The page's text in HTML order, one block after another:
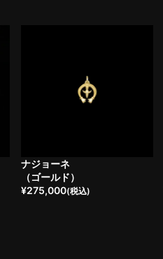
ナジョーネ
（ゴールド）
¥275,000(税込)